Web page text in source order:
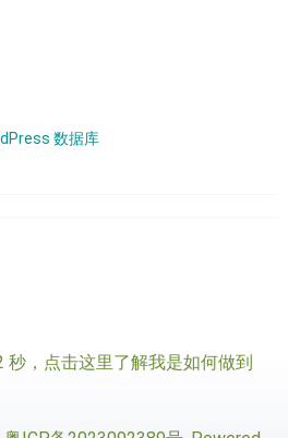
数据库
， 点击这里了解我是如何做到